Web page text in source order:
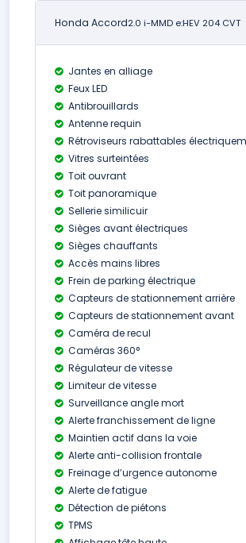
Honda Accord2.0 i-MMD e:HEV 204 CVT
Jantes en alliage
Feux LED
Antibrouillards
Antenne requin
Rétroviseurs rabattables
Vitres surteintées
Toit ouvrant
Toit panoramique
Sellerie similicuir
Sièges avant électriques
Sièges chauffants
Accès mains libres
Frein de parking électrique
Capteurs de stationnement arrière
Capteurs de stationnement avant
Caméra de recul
Caméras 360°
Régulateur de vitesse
Limiteur de vitesse
Surveillance angle mort
Alerte franchissement de ligne
Maintien actif dans la voie
Alerte anti-collision frontale
Freinage d’urgence autonome
Alerte de fatigue
Détection de piétons
TPMS